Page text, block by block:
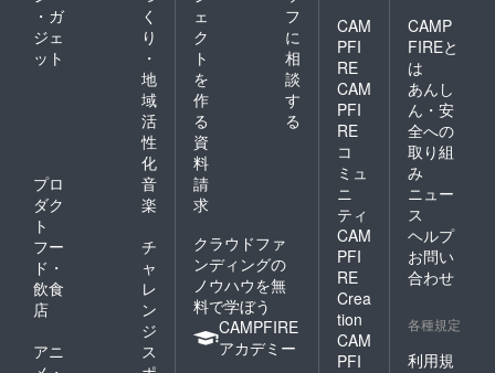
・ガ
ジェ
ット
く
り
・
地
域
活
性
化
プロ
ダク
ト
音
楽
フー
ド・
飲食
店
チ
ャ
レ
ン
ジ
アニ
ス
ェ
ク
ト
を
作
る
フ
に
相
談
す
る
資
料
請
求
クラウドファ
ンディングの
ノウハウを無
料で学ぼう
CAMPFIRE
アカデミー
CAM
PFI
RE
CAM
PFI
RE
コ
ミュ
ニ
ティ
CAM
PFI
RE
Crea
tion
CAM
PFI
CAMP
FIREと
は
あんし
ん・安
全への
取り組
み
ニュー
ス
ヘルプ
お問い
合わせ
各種規定
利用規